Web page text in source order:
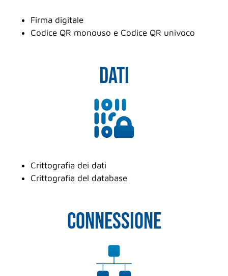
Firma digitale
Codice QR monouso e Codice QR univoco
DATi
Crittografia dei dati
Crittografia del database
connessione